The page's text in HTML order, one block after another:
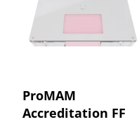
ProMAM
Accreditation FF